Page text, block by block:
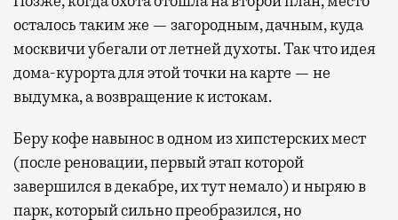
осталось таким же — загородным, дачным, куда
москвичи убегали от летней духоты. Так что идея
дома-курорта для этой точки на карте — не
выдумка, а возвращение к истокам.
Беру кофе навынос в одном из хипстерских мест
(после реновации, первый этап которой
завершился в декабре, их тут немало) и ныряю в
парк, который сильно преобразился, но